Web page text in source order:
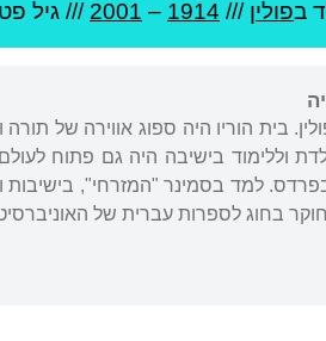
בפולין ///
1914
–
2001 /// גיל
בית הוריו היה ספוג אווירה של
בחוג לספרות עברית של